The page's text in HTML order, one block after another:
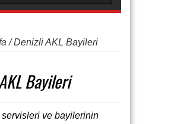
/Denizli AKL Bayileri
Bayileri
ve bayilerinin